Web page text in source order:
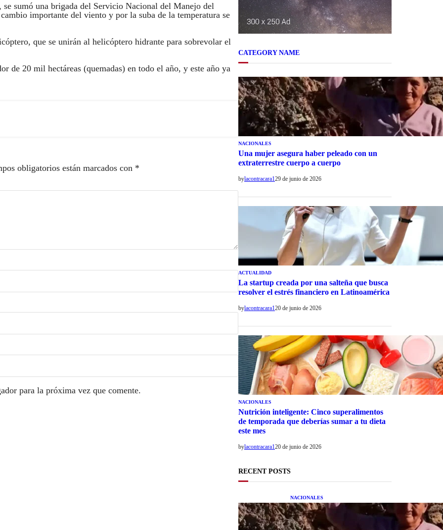
sumó una brigada del Servicio Nacional del Manejo del
importante del viento y por la suba de la temperatura se
que se unirán al helicóptero hidrante para sobrevolar el
de 20 mil hectáreas (quemadas) en todo el año, y este año ya
obligatorios están marcados con *
para la próxima vez que comente.
CATEGORY NAME
NACIONALES
Una mujer asegura haber peleado con un
extraterrestre cuerpo a cuerpo
bylacontracara129 de junio de 2026
ACTUALIDAD
La startup creada por una salteña que busca
resolver el estrés financiero en Latinoamérica
bylacontracara120 de junio de 2026
NACIONALES
Nutrición inteligente: Cinco superalimentos
de temporada que deberías sumar a tu dieta
este mes
bylacontracara120 de junio de 2026
RECENT POSTS
NACIONALES
Una mujer asegura haber
peleado con un extraterrestre
cuerpo a cuerpo